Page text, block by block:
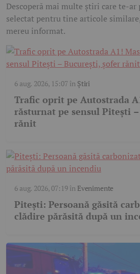
Descoperă mai multe știri care te-ar
selectat pentru tine articole
mereu informat.
6 aug. 2026, 15:07în Știri
Trafic oprit pe Autostrada
răsturnat pe sensul Pitești
rănit
6 aug. 2026, 07:19în Evenimente
Pitești: Persoană găsită
clădire părăsită după un